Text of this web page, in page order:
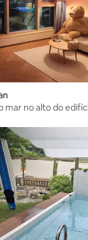
no alto do
da Estação de